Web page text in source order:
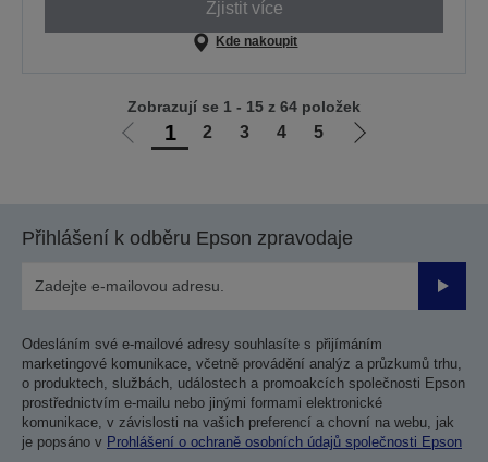
Zjistit více
Kde nakoupit
Jít
1 2 3 4 5
Jít
Zobrazují se 1 - 15 z 64 položek
Přihlášení k odběru Epson zpravodaje
Odesláním své e-mailové adresy souhlasíte s přijímáním
marketingové komunikace, včetně provádění analýz a průzkumů trhu,
o produktech, službách, událostech a promoakcích společnosti Epson
prostřednictvím e-mailu nebo jinými formami elektronické
komunikace, v závislosti na vašich preferencí a chovní na webu, jak
je popsáno v Prohlášení o ochraně osobních údajů společnosti Epson